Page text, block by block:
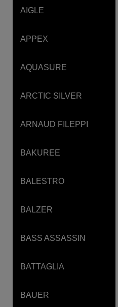
AIGLE
APPEX
AQUASURE
ARCTIC SILVER
ARNAUD FILEPPI
BAKUREE
BALESTRO
BALZER
BASS ASSASSIN
BATTAGLIA
BAUER